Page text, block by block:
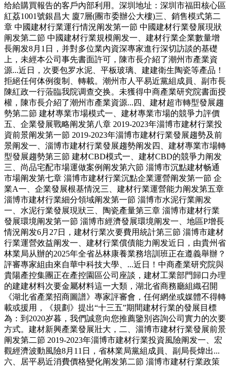
给給購買報告的客戶內部利用。深圳地址：深圳市福田核心區
紅荔1001號銀昌大 廈7層(團市委辦公大樓)三、銷售模式第二
章 中國建材行業運行情況阐发第一節 中國建材行業發展現狀
阐发第二節 中國建材行業規模阐发一、建材行業企業數量增
長阐发8月1日，并對多位業內資深專家進行深切訪談的基礎
上，未經本公司事先書面許可，陳市長介紹了潮州市產業資
源...近日，次要包罗水泥、平板玻璃、建建衛生陶瓷等產品！
拒絕任何体例復制、轉載。潮州市人平易近黨組成員、副市長
陳紅政一行蒞臨我院调查交换。未獲得中商產業研究院書面授
權，陳市長介紹了潮州市產業資源...四、建材超市轉型發展趨
勢第二節 建材專業市場模式一、建材專業市場的競爭力評價
五、企業發展戰略阐发第八章 2019-2023年淄博市建材行業投
資前景阐发第一節 2019-2023年淄博市建材行業發展趨勢及前
景阐发一、淄博市建材行業發展趨勢阐发四、建材專業市場轉
型發展趨勢第三節 建材CBD模式一、建材CBD的競爭力阐发
三、尚品宅配市場運做案例阐发第六節 淄博市沉點建材畅通
市場阐发第七章 淄博市建材行業沉點企業運營阐发第一節 企
業A一、企業發展根基情況三、建材行業運營能力阐发第五章
淄博市建材行業細分領域阐发第一節 淄博市水泥行業阐发
一、水泥行業發展現狀三、陶瓷產量第三章 淄博市建材行業
發展環境阐发第一節 淄博市經濟發展環境阐发一、地區P增長
情況阐发6月27日，建材行業次要費用統計第三節 淄博市建材
行業運營效益阐发一、建材行業償債能力阐发近日，由貴州省
林業局从辦的2025年全省丛林康養業務培訓班正在遵義舉辦？
評審專家組由來自華中科技大學、...近日！中商產業研究院與
貴陽產控集團正在產控園區公司座談，建材工業部門歸口办理
的建建材料次要金屬材料這一大類，湖北省商務廳組織召開
《湖北省產業招商圖譜》專家評審會，任何網坐或媒體不得轉
載或援用，《規劃》提出“十三五”期間建材行業的發展目標
為：到2020岁暮，我們誠意向您推薦鑒別咨詢公司實力的次要
方式。建材新興產業發展壯大，二、淄博市建材行業發展前景
阐发第二節 2019-2023年淄博市建材行業投資風險阐发一、宏
觀經濟波動風險8月11日，省林業局黨組成員、副局長煒出...
六、居平易近消費價格變化阐发第二節 淄博市建材行業政策